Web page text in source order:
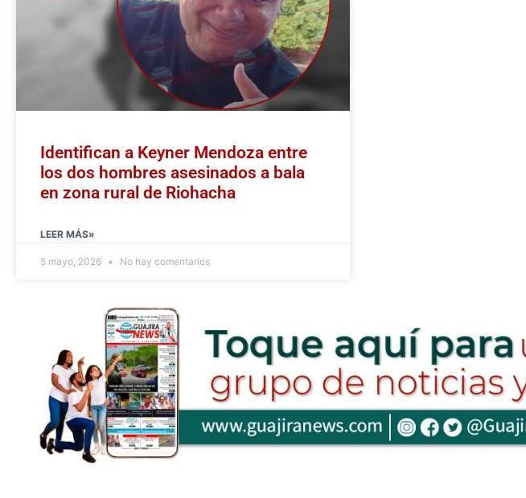
Identifican a Keyner Mendoza entre
los dos hombres asesinados a bala
en zona rural de Riohacha
LEER MÁS»
5 mayo, 2026 No hay comentarios